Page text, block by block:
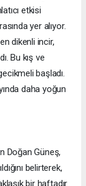
etkisi
yer alıyor.
dikenli incir,
Bu kış ve
başladı.
daha yoğun
Doğan Güneş,
belirterek,
bir haftadır